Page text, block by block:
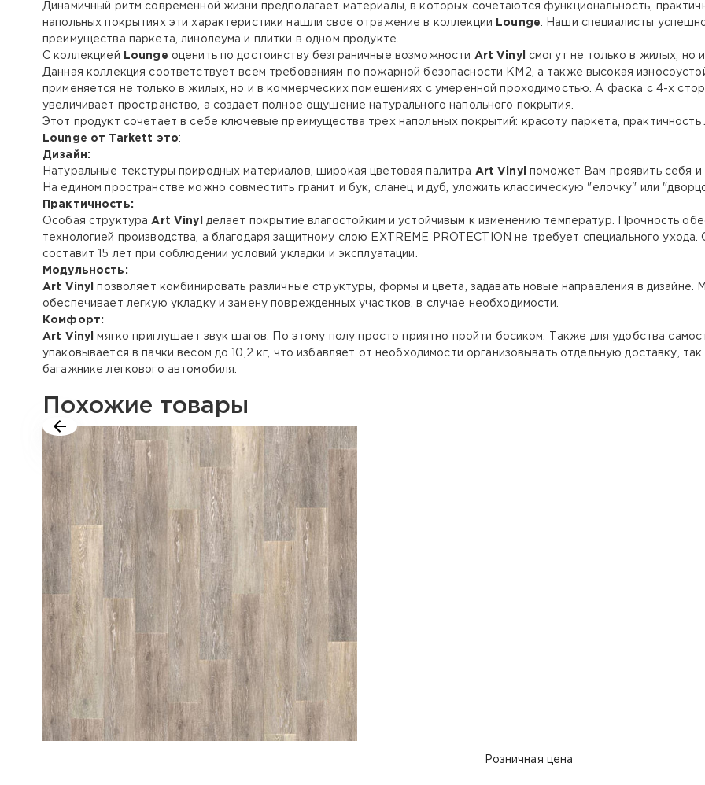
Динамичный ритм современной жизни предполагает материалы, в которых сочетаются функциональность,
напольных покрытиях эти характеристики нашли свое отражение в коллекции
Lounge . Наши специалисты
преимущества паркета, линолеума и плитки в одном продукте.
С коллекцией
Lounge оценить по достоинству безграничные возможности Art Vinyl
смогут не только в жилых, но
Данная коллекция соответствует всем требованиям по пожарной безопасности КМ2, а также высокая
применяется не только в жилых, но и в коммерческих помещениях с умеренной проходимостью. А фаска с 4-х
увеличивает пространство, а создает полное ощущение натурального напольного покрытия.
Этот продукт сочетает в себе ключевые преимущества трех напольных покрытий: красоту паркета, практичность
Lounge от Tarkett это:
Дизайн:
Натуральные текстуры природных материалов, широкая цветовая палитра Art Vinyl
поможет Вам проявить себя и
На едином пространстве можно совместить гранит и бук, сланец и дуб, уложить классическую "елочку" или
Практичность:
Особая структура Art Vinyl
делает покрытие влагостойким и устойчивым к изменению температур. Прочность
технологией производства, а благодаря защитному слою EXTREME PROTECTION не требует специального
составит 15 лет при соблюдении условий укладки и эксплуатации.
Модульность:
Art Vinyl
позволяет комбинировать различные структуры, формы и цвета, задавать новые направления в дизайне.
обеспечивает легкую укладку и замену поврежденных участков, в случае необходимости.
Комфорт:
Art Vinyl
мягко приглушает звук шагов. По этому полу просто приятно пройти босиком. Также для удобства
упаковывается в пачки весом до 10,2 кг, что избавляет от необходимости организовывать отдельную доставку,
багажнике легкового автомобиля.
Похожие товары
Розничная цена